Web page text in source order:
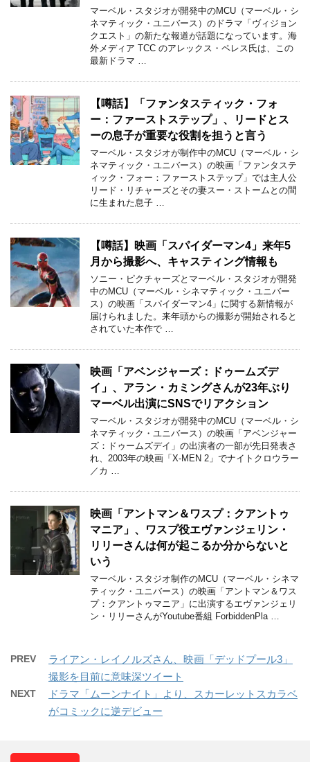
マーベル・スタジオが開発中のMCU（マーベル・シ
ネマティック・ユニバース）のドラマ「ヴィジョン
クエスト」の新たな報道が話題になっています。海
外メディア TCC のアレックス・ペレス氏は、この
最新ドラマ …
【噂話】「ファンタスティック・フォ
ー：ファーストステップ」、リードとス
ーの息子が重要な役割を担うと言う
マーベル・スタジオが制作中のMCU（マーベル・シ
ネマティック・ユニバース）の映画「ファンタステ
ィック・フォー：ファーストステップ」では主人公
リード・リチャーズとその妻スー・ストームとの間
に生まれた息子 …
【噂話】映画「スパイダーマン4」来年5
月から撮影へ、キャスティング情報も
ソニー・ピクチャーズとマーベル・スタジオが開発
中のMCU（マーベル・シネマティック・ユニバー
ス）の映画「スパイダーマン4」に関する新情報が
届けられました。来年頭からの撮影が開始されると
されていた本作で …
映画「アベンジャーズ：ドゥームズデ
イ」、アラン・カミングさんが23年ぶり
マーベル出演にSNSでリアクション
マーベル・スタジオが開発中のMCU（マーベル・シ
ネマティック・ユニバース）の映画「アベンジャー
ズ：ドゥームズデイ」の出演者の一部が先日発表さ
れ、2003年の映画「X-MEN 2」でナイトクロウラー
／カ …
映画「アントマン＆ワスプ：クアントゥ
マニア」、ワスプ役エヴァンジェリン・
リリーさんは何が起こるか分からないと
いう
マーベル・スタジオ制作のMCU（マーベル・シネマ
ティック・ユニバース）の映画「アントマン＆ワス
プ：クアントゥマニア」に出演するエヴァンジェリ
ン・リリーさんがYoutube番組 ForbiddenPla …
PREV
ライアン・レイノルズさん、映画「デッドプール3」
撮影を目前に意味深ツイート
NEXT
ドラマ「ムーンナイト」より、スカーレットスカラベ
がコミックに逆デビュー